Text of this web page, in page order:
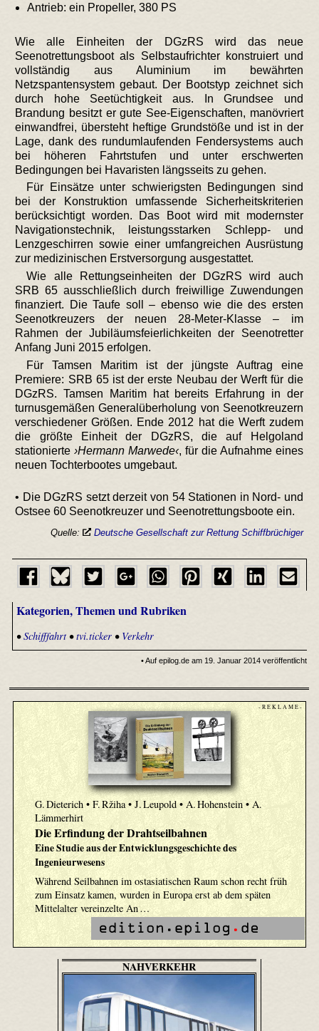
Antrieb: ein Propeller, 380 PS
Wie alle Einheiten der DGzRS wird das neue
Seenotrettungsboot als Selbstaufrichter konstruiert und
vollständig aus Aluminium im bewährten
Netzspantensystem gebaut. Der Bootstyp zeichnet sich
durch hohe Seetüchtigkeit aus. In Grundsee und
Brandung besitzt er gute See-Eigenschaften, manövriert
einwandfrei, übersteht heftige Grundstöße und ist in der
Lage, dank des rundumlaufenden Fendersystems auch
bei höheren Fahrtstufen und unter erschwerten
Bedingungen bei Havaristen längsseits zu gehen.
Für Einsätze unter schwierigsten Bedingungen sind
bei der Konstruktion umfassende Sicherheitskriterien
berücksichtigt worden. Das Boot wird mit modernster
Navigationstechnik, leistungsstarken Schlepp- und
Lenzgeschirren sowie einer umfangreichen Ausrüstung
zur medizinischen Erstversorgung ausgestattet.
Wie alle Rettungseinheiten der DGzRS wird auch
SRB 65 ausschließlich durch freiwillige Zuwendungen
finanziert. Die Taufe soll – ebenso wie die des ersten
Seenotkreuzers der neuen 28-Meter-Klasse – im
Rahmen der Jubiläumsfeierlichkeiten der Seenotretter
Anfang Juni 2015 erfolgen.
Für Tamsen Maritim ist der jüngste Auftrag eine
Premiere: SRB 65 ist der erste Neubau der Werft für die
DGzRS. Tamsen Maritim hat bereits Erfahrung in der
turnusgemäßen Generalüberholung von Seenotkreuzern
verschiedener Größen. Ende 2012 hat die Werft zudem
die größte Einheit der DGzRS, die auf Helgoland
stationierte›Hermann Marwede‹, für die Aufnahme eines
neuen Tochterbootes umgebaut.
• Die DGzRS setzt derzeit von 54 Stationen in Nord- und
Ostsee 60 Seenotkreuzer und Seenotrettungsboote ein.
Quelle: Deutsche Gesellschaft zur Rettung Schiffbrüchiger
Kategorien, Themen und Rubriken
•Schifffahrt•tvi.ticker• Verkehr
• Auf epilog.de am 19. Januar 2014 veröffentlicht
- R E K L A M E -
G. Dieterich • F. Ržiha • J. Leupold • A. Hohenstein • A.
Lämmerhirt
Die Erfindung der Drahtseilbahnen
Eine Studie aus der Entwicklungsgeschichte des
Ingenieurwesens
Während Seilbahnen im ostasiatischen Raum schon recht früh
zum Einsatz kamen, wurden in Europa erst ab dem späten
Mittelalter vereinzelte An …
NAHVERKEHR